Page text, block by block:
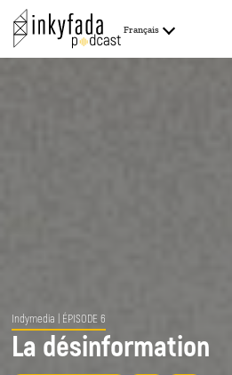
Français
Indymedia | ÉPISODE 6
La désinformation